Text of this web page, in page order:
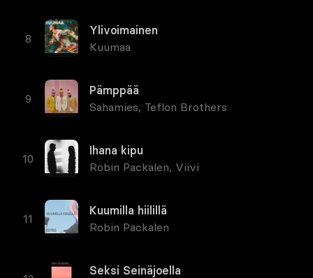
Ylivoimainen
Kuumaa
Pämppää
Sahamies, Teflon Brothers
Ihana kipu
Robin Packalen, Viivi
Kuumilla hiilillä
Robin Packalen
Seksi Seinäjoella